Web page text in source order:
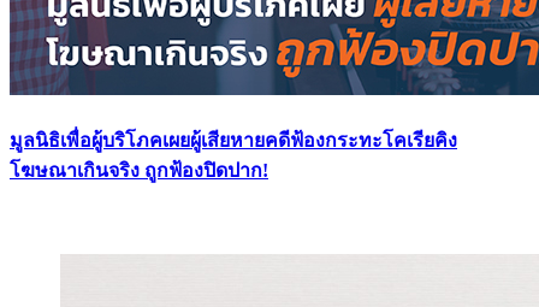
มูลนิธิเพื่อผู้บริโภคเผยผู้เสียหายคดีฟ้องกระทะโคเรียคิง
โฆษณาเกินจริง ถูกฟ้องปิดปาก!